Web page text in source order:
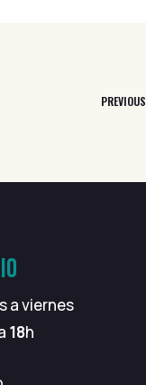
PREVIOUS
a viernes
18h